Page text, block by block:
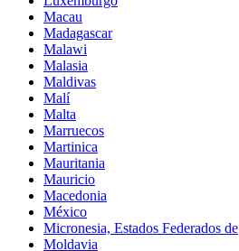
Macau
Madagascar
Malawi
Malasia
Maldivas
Malí
Malta
Marruecos
Martinica
Mauritania
Mauricio
Macedonia
México
Micronesia, Estados Federados de
Moldavia